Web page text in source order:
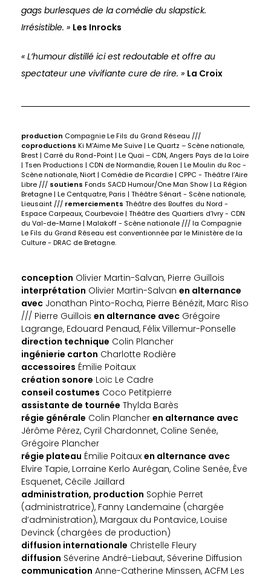
gags burlesques de la comédie du slapstick.
Irrésistible. » Les Inrocks
« L’humour distillé ici est redoutable et offre au
spectateur une vivifiante cure de rire. » La Croix
production Compagnie Le Fils du Grand Réseau ///
coproductions Ki M'Aime Me Suive | Le Quartz – Scène nationale,
Brest | Carré du Rond-Point | Le Quai – CDN, Angers Pays de la Loire
| Tsen Productions | CDN de Normandie, Rouen | Le Moulin du Roc -
Scène nationale, Niort | Comédie de Picardie | CPPC - Théâtre l’Aire
Libre /// soutiens Fonds SACD Humour/One Man Show | La Région
Bretagne | Le Centquatre, Paris | Théâtre Sénart - Scène nationale,
Lieusaint /// remerciements Théâtre des Bouffes du Nord -
Espace Carpeaux, Courbevoie | Théâtre des Quartiers d’Ivry - CDN
du Val-de-Marne | Malakoff - Scène nationale /// la Compagnie
Le Fils du Grand Réseau est conventionnée par le Ministère de la
Culture - DRAC de Bretagne.
conception Olivier Martin-Salvan, Pierre Guillois
interprétation Olivier Martin-Salvan en alternance
avec Jonathan Pinto-Rocha, Pierre Bénézit, Marc Riso
/// Pierre Guillois en alternance avec Grégoire
Lagrange, Edouard Penaud, Félix Villemur-Ponselle
direction technique Colin Plancher
ingénierie carton Charlotte Rodière
accessoires Émilie Poitaux
création sonore Loïc Le Cadre
conseil costumes Coco Petitpierre
assistante de tournée Thylda Barès
régie générale Colin Plancher en alternance avec
Jérôme Pérez, Cyril Chardonnet, Coline Senée,
Grégoire Plancher
régie plateau Émilie Poitaux en alternance avec
Elvire Tapie, Lorraine Kerlo Aurégan, Coline Senée, Ève
Esquenet, Cécile Jaillard
administration, production Sophie Perret
(administratrice), Fanny Landemaine (chargée
d’administration), Margaux du Pontavice, Louise
Devinck (chargées de production)
diffusion internationale Christelle Fleury
diffusion Séverine André-Liebaut, Séverine Diffusion
communication Anne-Catherine Minssen, ACFM Les